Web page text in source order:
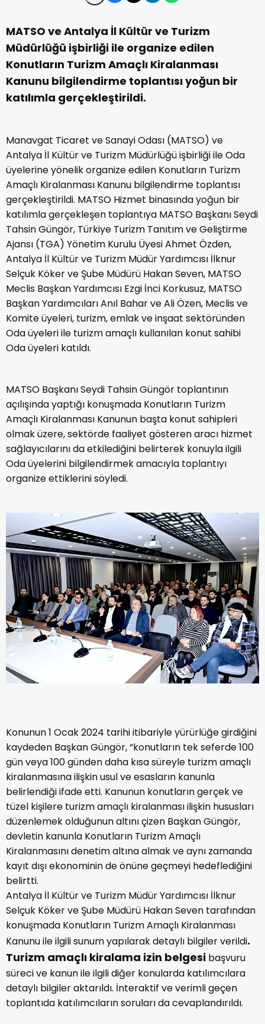
MATSO ve Antalya İl Kültür ve Turizm
Müdürlüğü işbirliği ile organize edilen
Konutların Turizm Amaçlı Kiralanması
Kanunu bilgilendirme toplantısı yoğun bir
katılımla gerçekleştirildi.
Manavgat Ticaret ve Sanayi Odası (MATSO) ve
Antalya İl Kültür ve Turizm Müdürlüğü işbirliği ile Oda
üyelerine yönelik organize edilen Konutların Turizm
Amaçlı Kiralanması Kanunu bilgilendirme toplantısı
gerçekleştirildi. MATSO Hizmet binasında yoğun bir
katılımla gerçekleşen toplantıya MATSO Başkanı Seydi
Tahsin Güngör, Türkiye Turizm Tanıtım ve Geliştirme
Ajansı (TGA) Yönetim Kurulu Üyesi Ahmet Özden,
Antalya İl Kültür ve Turizm Müdür Yardımcısı İlknur
Selçuk Köker ve Şube Müdürü Hakan Seven, MATSO
Meclis Başkan Yardımcısı Ezgi İnci Korkusuz, MATSO
Başkan Yardımcıları Anıl Bahar ve Ali Özen, Meclis ve
Komite üyeleri, turizm, emlak ve inşaat sektöründen
Oda üyeleri ile turizm amaçlı kullanılan konut sahibi
Oda üyeleri katıldı.
MATSO Başkanı Seydi Tahsin Güngör toplantının
açılışında yaptığı konuşmada Konutların Turizm
Amaçlı Kiralanması Kanunun başta konut sahipleri
olmak üzere, sektörde faaliyet gösteren aracı hizmet
sağlayıcılarını da etkilediğini belirterek konuyla ilgili
Oda üyelerini bilgilendirmek amacıyla toplantıyı
organize ettiklerini söyledi.
Konunun 1 Ocak 2024 tarihi itibariyle yürürlüğe girdiğini
kaydeden Başkan Güngör, “konutların tek seferde 100
gün veya 100 günden daha kısa süreyle turizm amaçlı
kiralanmasına ilişkin usul ve esasların kanunla
belirlendiği ifade etti. Kanunun konutların gerçek ve
tüzel kişilere turizm amaçlı kiralanması ilişkin hususları
düzenlemek olduğunun altını çizen Başkan Güngör,
devletin kanunla Konutların Turizm Amaçlı
Kiralanmasını denetim altına almak ve aynı zamanda
kayıt dışı ekonominin de önüne geçmeyi hedeflediğini
belirtti.
Antalya İl Kültür ve Turizm Müdür Yardımcısı İlknur
Selçuk Köker ve Şube Müdürü Hakan Seven tarafından
konuşmada Konutların Turizm Amaçlı Kiralanması
Kanunu ile ilgili sunum yapılarak detaylı bilgiler verildi.
Turizm amaçlı kiralama izin belgesi başvuru
süreci ve kanun ile ilgili diğer konularda katılımcılara
detaylı bilgiler aktarıldı. İnteraktif ve verimli geçen
toplantıda katılımcıların soruları da cevaplandırıldı.